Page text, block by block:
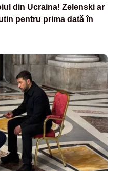
din Ucraina! Zelenski ar
pentru prima dată în